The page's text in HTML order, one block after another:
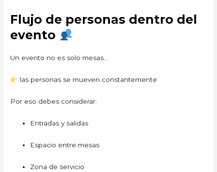
Flujo de personas dentro del
evento
Un evento no es solo mesas…
las personas se mueven constantemente
Por eso debes considerar:
Entradas y salidas
Espacio entre mesas
Zona de servicio